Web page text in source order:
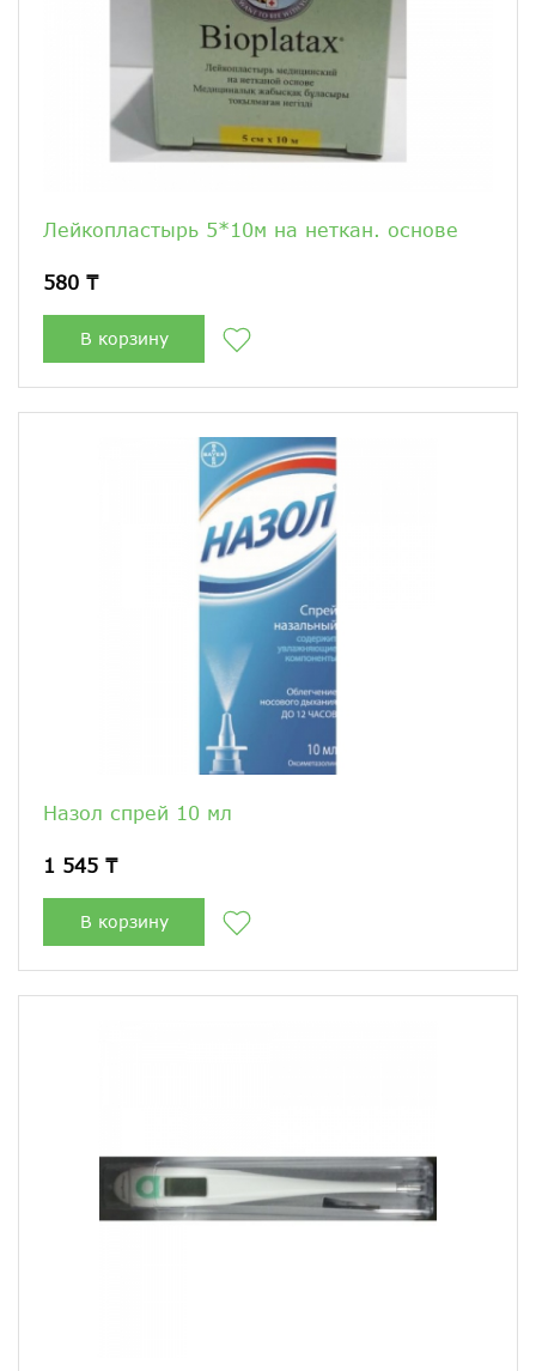
Лейкопластырь 5*10м на неткан. основе
580 ₸
В корзину
Назол спрей 10 мл
1 545 ₸
В корзину